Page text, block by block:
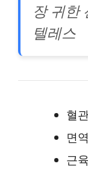
장 귀한
텔레스
혈
면
근